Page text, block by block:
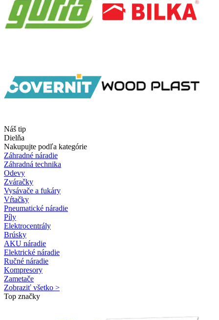
Náš tip
Dielňa
Nakupujte podľa kategórie
Záhradné náradie
Záhradná technika
Odevy
Zváračky
Vysávače a fukáry
Vŕtačky
Pneumatické náradie
Píly
Elektrocentrály
Brúsky
AKU náradie
Elektrické náradie
Ručné náradie
Kompresory
Zametače
Zobraziť všetko >
Top značky